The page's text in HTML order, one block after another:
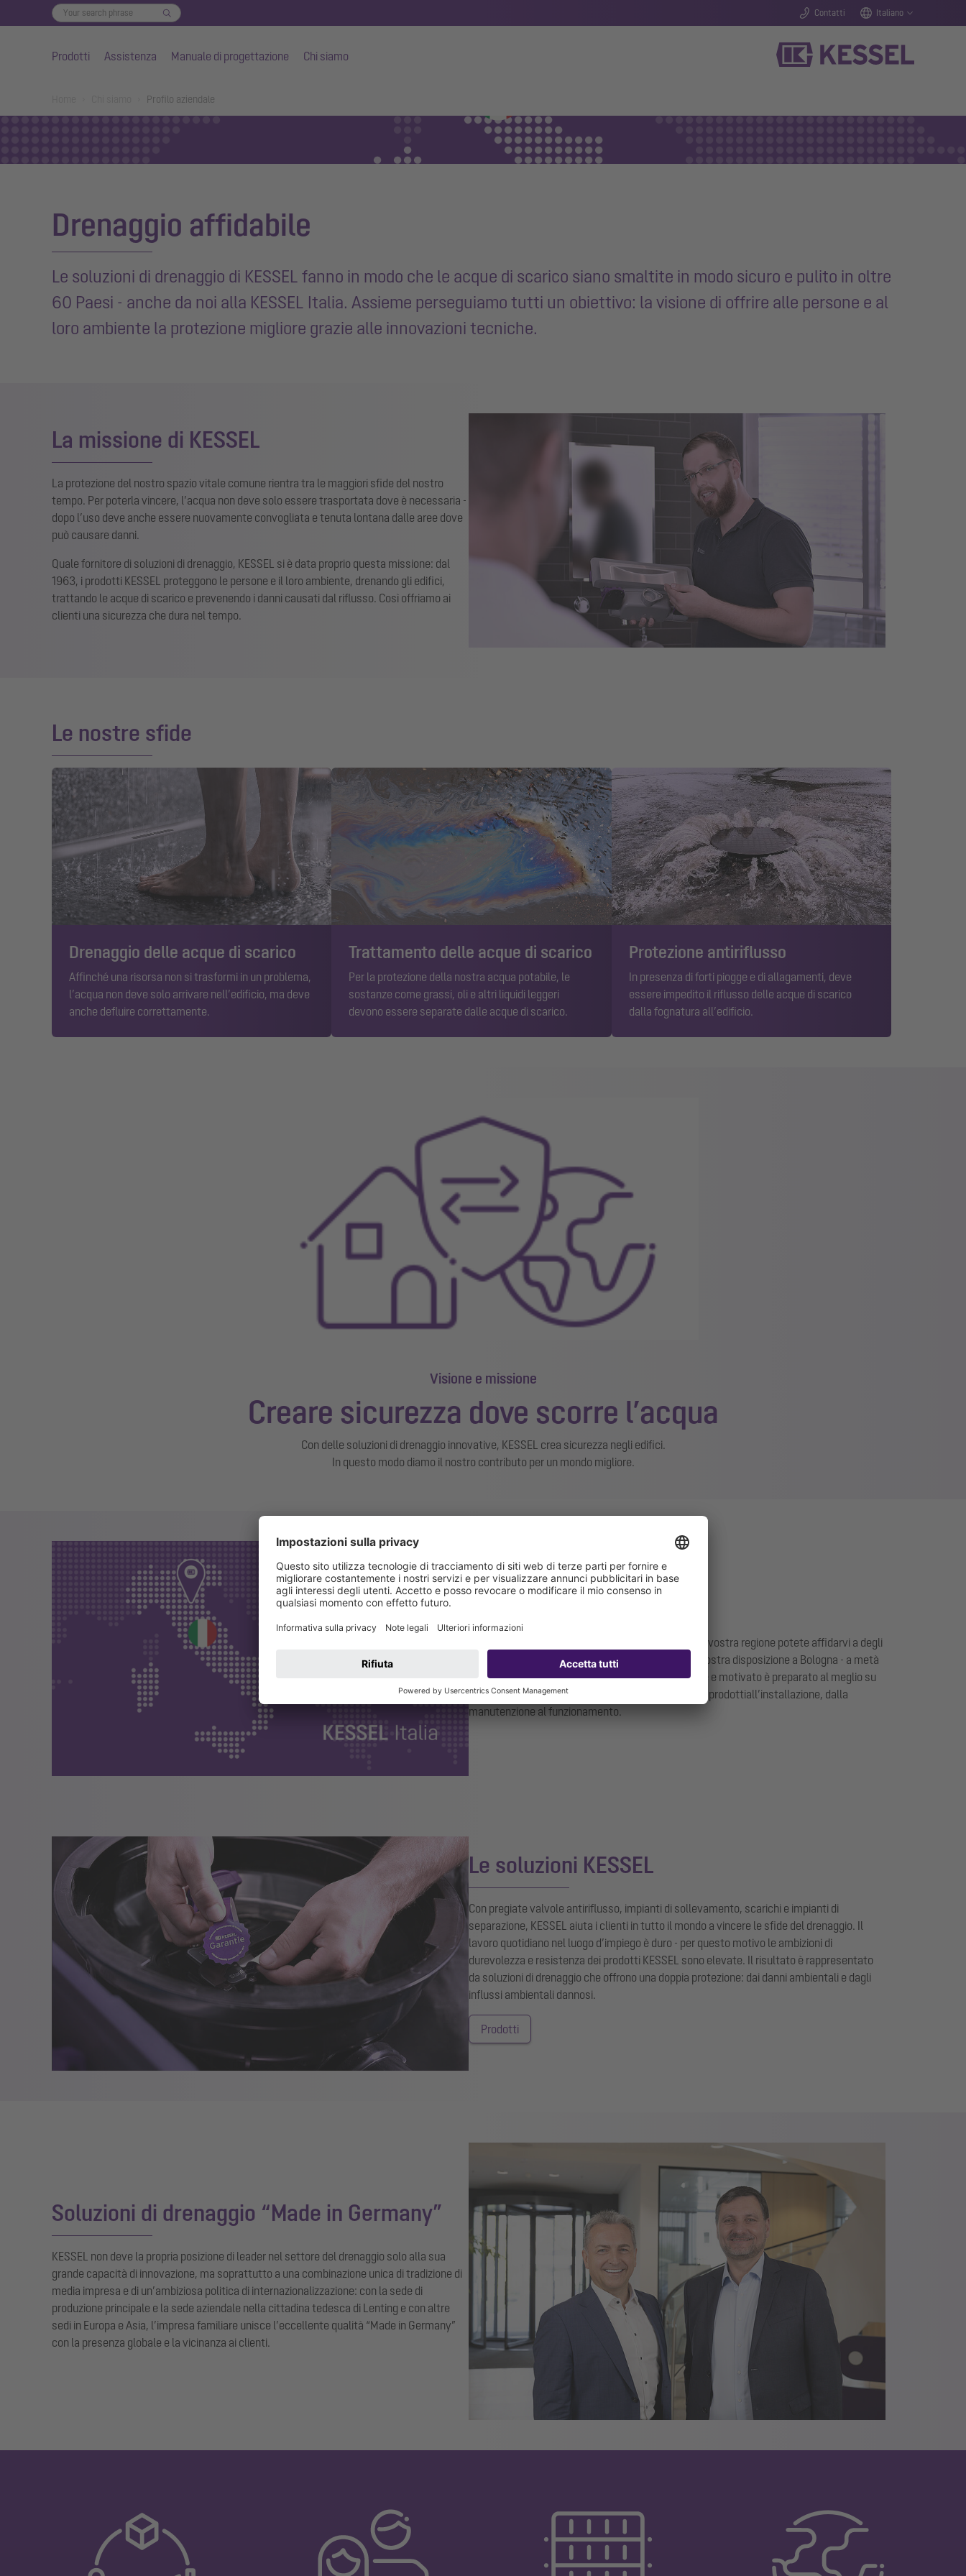
Contatti Italiano
Prodotti Assistenza Manuale di progettazione Chi siamo
Profilo aziendale
Drenaggio affidabile
Le soluzioni di drenaggio di KESSEL fanno in modo che le acque di scarico siano smaltite in modo sicuro e pulito in oltre
60 Paesi - anche da noi alla KESSEL Italia. Assieme perseguiamo tutti un obiettivo: la visione di offrire alle persone e al
loro ambiente la protezione migliore grazie alle innovazioni tecniche.
La missione di KESSEL
La protezione del nostro spazio vitale comune rientra tra le maggiori sfide del nostro
tempo. Per poterla vincere, l’acqua non deve solo essere trasportata dove è necessaria -
dopo l’uso deve anche essere nuovamente convogliata e tenuta lontana dalle aree dove
può causare danni.
Quale fornitore di soluzioni di drenaggio, KESSEL si è data proprio questa missione: dal
1963, i prodotti KESSEL proteggono le persone e il loro ambiente, drenando gli edifici,
trattando le acque di scarico e prevenendo i danni causati dal riflusso. Così offriamo ai
clienti una sicurezza che dura nel tempo.
Le nostre sfide
Drenaggio delle acque di scarico
Affinché una risorsa non si trasformi in un problema,
l’acqua non deve solo arrivare nell’edificio, ma deve
anche defluire correttamente.
Trattamento delle acque di scarico
Per la protezione della nostra acqua potabile, le
sostanze come grassi, oli e altri liquidi leggeri
devono essere separate dalle acque di scarico.
Protezione antiriflusso
In presenza di forti piogge e di allagamenti, deve
essere impedito il riflusso delle acque di scarico
dalla fognatura all’edificio.
Visione e missione
Creare sicurezza dove scorre l’acqua
Con delle soluzioni di drenaggio innovative, KESSEL crea sicurezza negli edifici.
In questo modo diamo il nostro contributo per un mondo migliore.
KESSEL Italia
La produzione avviene in Germania, ma anche nella vostra regione potete affidarvi a degli
interlocutori personali.Dal 2011 KESSEL Italia è a vostra disposizione a Bologna - a metà
strada tra Milano, Firenze e Venezia.Ilteam giovane e motivato è preparato al meglio su
tutti gli aspetti dei prodotti KESSEL:
scelta dei prodottiall’installazione, dalla
manutenzione al funzionamento.
Le soluzioni KESSEL
Con pregiate valvole antiriflusso, impianti di sollevamento, scarichi e impianti di
separazione, KESSEL aiuta i clienti in tutto il mondo a vincere le sfide del drenaggio. Il
lavoro quotidiano nel luogo d’impiego è duro - per questo motivo le ambizioni di
durevolezza e resistenza dei prodotti KESSEL sono elevate. Il risultato è rappresentato
da soluzioni di drenaggio che offrono una doppia protezione: dai danni ambientali e dagli
influssi ambientali dannosi.
Prodotti
Soluzioni di drenaggio “Made in Germany”
KESSEL non deve la propria posizione di leader nel settore del drenaggio solo alla sua
grande capacità di innovazione, ma soprattutto a una combinazione unica di tradizione di
media impresa e di un’ambiziosa politica di internazionalizzazione: con la sede di
produzione principale e la sede aziendale nella cittadina tedesca di Lenting e con altre
sedi in Europa e Asia, l’impresa familiare unisce l’eccellente qualità “Made in Germany”
con la presenza globale e la vicinanza ai clienti.